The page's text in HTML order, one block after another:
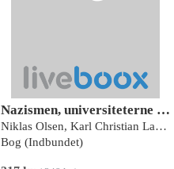
Nazismen, universiteterne og videnskaben i Danmark
Niklas Olsen, Karl Christian Lammers, Palle Roslyng (red.)
Bog (Indbundet)